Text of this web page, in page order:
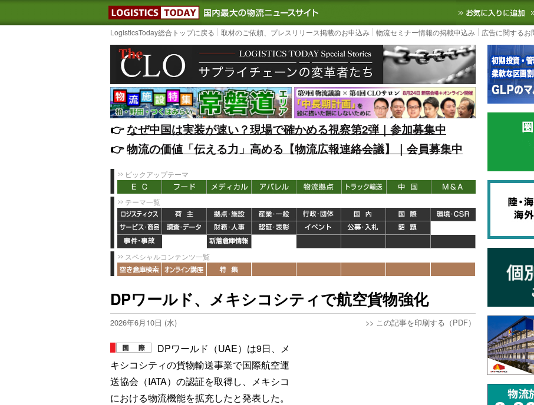
LOGISTICS TODAY｜国内最大の物流ニュースサイト3PL, SCMなど国内外の最新の物流
LogisticsToday総合トップに戻る 取材のご依頼、プレスリリース掲載のお申込み 物流セミナー情報の掲載申込み 広告に関するお
👉️なぜ中国は実装が速い？現場で確かめる視察第2弾｜参加募集中
👉️物流の価値「伝える力」高める【物流広報連絡会議】｜会員募集中
ピックアップテーマ
テーマ一覧
スペシャルコンテンツ一覧
DPワールド、メキシコシティで航空貨物強化
2026年6月10日 (水) >> この記事を印刷する（PDF）
DPワールド（UAE）は9日、メ
キシコシティの貨物輸送事業で国際航空運
送協会（IATA）の認証を取得し、メキシコ
における物流機能を拡充したと発表した。